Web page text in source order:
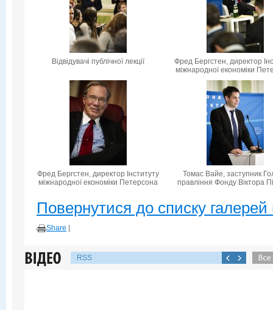
Відвідувачі публічної лекції
Фред Бергстен, директор
міжнародної економіки
Фред Бергстен, директор Інституту
міжнародної економіки Петерсона
Томас Вайе, заступник
правління Фонду Віктора
Повернутися до списку галерей
Share
RSS